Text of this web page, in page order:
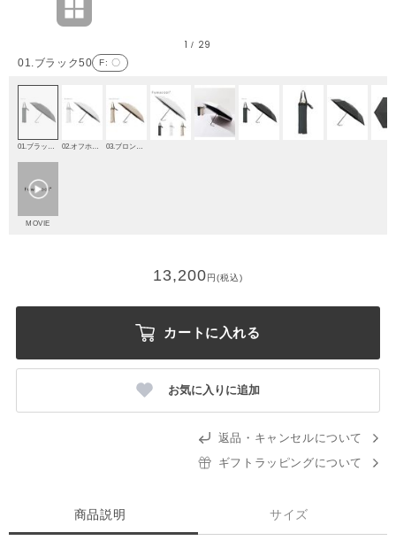
01.ブラック50 F: 〇
1 / 29
MOVIE
13,200円(税込)
カートに入れる
お気に入りに追加
返品・キャンセルについて
ギフトラッピングについて
商品説明 サイズ